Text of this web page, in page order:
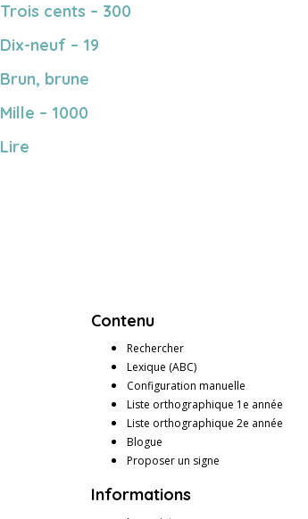
Trois cents – 300
Dix-neuf – 19
Brun, brune
Mille – 1000
Lire
Contenu
Rechercher
Lexique (ABC)
Configuration manuelle
Liste orthographique 1e année
Liste orthographique 2e année
Blogue
Proposer un signe
Informations